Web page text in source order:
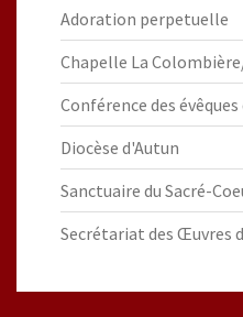
Adoration perpetuelle
Chapelle La
Conférence des évêques
Diocèse d'Autun
Sanctuaire du Sacré-
Secrétariat des Œuvres